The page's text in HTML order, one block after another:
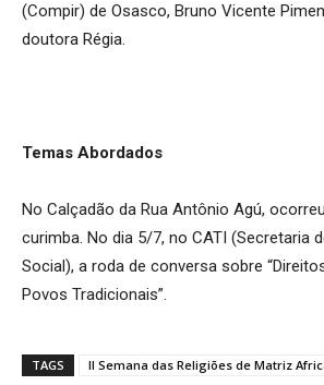
(Compir) de Osasco, Bruno Vicente
doutora Régia.
Temas Abordados
No Calçadão da Rua Antônio Agú,
curimba. No dia 5/7, no CATI (Secretaria
Social), a roda de conversa sobre
Povos Tradicionais”.
TAGS II Semana das Religiões de Matriz